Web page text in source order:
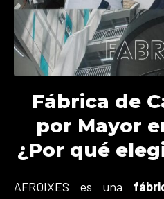
Fábrica de
por Mayor
¿Por qué
AFROIXES es una